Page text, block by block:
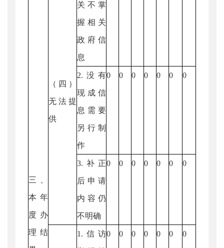
三、
本年
度办
理结
（四）
无法提
供
关不掌
握相关
政府信
息
2.没有
现成信
息需要
另行制
作
0 0 0 0 0 0 0
3.补正
后申请
内容仍
不明确
0 0 0 0 0 0 0
1.信访0 0 0 0 0 0 0